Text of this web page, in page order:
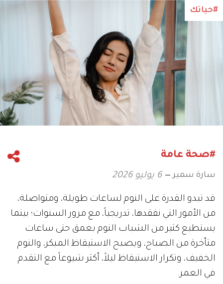
#حياتك
#صحة عامة
سارة سمير 6 يوليو 2026
قد تبدو القدرة على النوم لساعات طويلة، ومتواصلة،
من الأمور التي نفقدها، تدريجياً، مع مرور السنوات؛ بينما
يستطيع كثير من الشباب النوم بعمق حتى ساعات
متأخرة من الصباح، ويصبح الاستيقاظ المبكر، والنوم
الخفيف، وتكرار الاستيقاظ ليلاً، أكثر شيوعاً مع التقدم
في العمر.